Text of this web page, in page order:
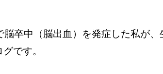
脳卒中（脳出血）を発症した私が、
です。